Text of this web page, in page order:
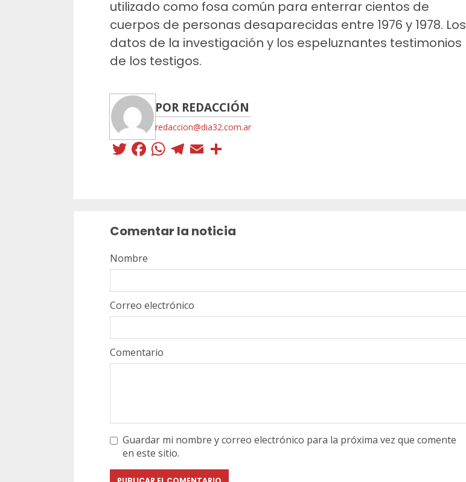
utilizado como fosa común para enterrar cientos de
cuerpos de personas desaparecidas entre 1976 y 1978. Los
datos de la investigación y los espeluznantes testimonios
de los testigos.
POR REDACCIÓN
redaccion@dia32.com.ar
Twitter
Facebook
WhatsApp
Telegram
Email
Comentar la noticia
Comentario
Nombre
Correo electrónico
Guardar mi nombre y correo electrónico para la próxima vez que comente
en este sitio.